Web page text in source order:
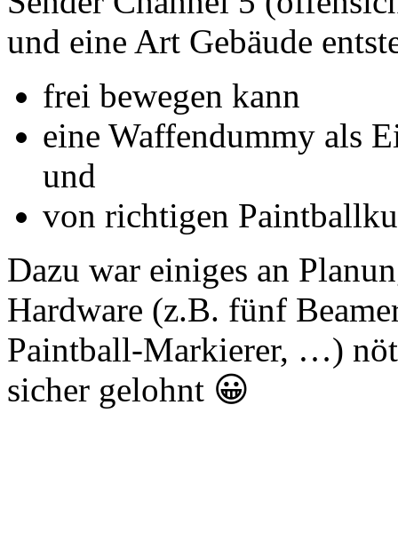
und eine Art Gebäude
frei bewegen kann
eine Waffendummy als
und
von richtigen
Dazu war einiges an
Hardware (z.B. fünf
Paintball-Markierer, …)
sicher gelohnt 😀